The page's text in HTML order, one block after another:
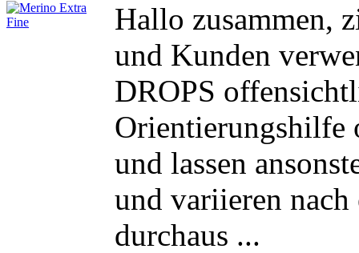
Hallo zusammen,
und Kunden
DROPS
Orientierungshilfe
und lassen
und variieren
durchaus ...